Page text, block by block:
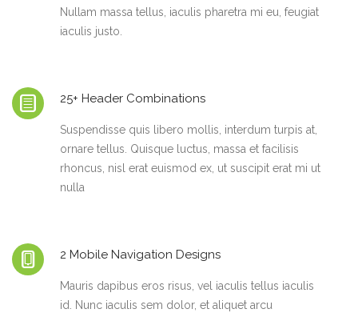
Nullam massa tellus, iaculis pharetra mi eu, feugiat
iaculis justo.
25+ Header Combinations
Suspendisse quis libero mollis, interdum turpis at,
ornare tellus. Quisque luctus, massa et facilisis
rhoncus, nisl erat euismod ex, ut suscipit erat mi ut
nulla
2 Mobile Navigation Designs
Mauris dapibus eros risus, vel iaculis tellus iaculis
id. Nunc iaculis sem dolor, et aliquet arcu